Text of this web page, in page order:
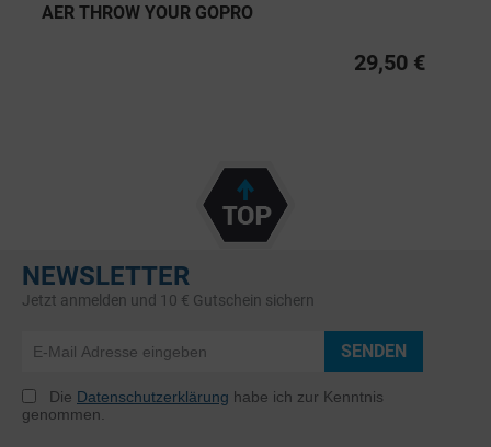
AER THROW YOUR GOPRO
29,50 €
NEWSLETTER
Jetzt anmelden und 10 € Gutschein sichern
SENDEN
Die Datenschutzerklärung habe ich zur Kenntnis
genommen.